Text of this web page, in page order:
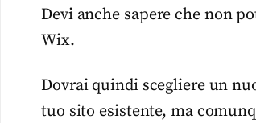
Devi anche sapere che non
Wix.
Dovrai quindi scegliere un
tuo sito esistente, ma